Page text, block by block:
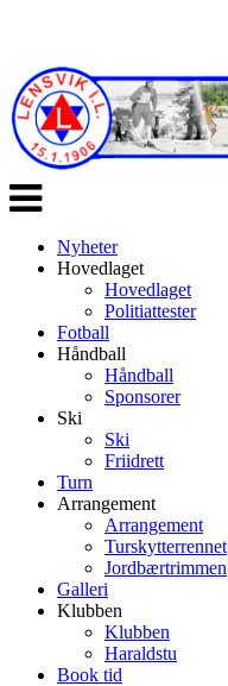
Veksle
navigasjon
Nyheter
Hovedlaget
Hovedlaget
Politiattester
Fotball
Håndball
Håndball
Sponsorer
Ski
Ski
Friidrett
Turn
Arrangement
Arrangement
Turskytterrennet
Jordbærtrimmen
Galleri
Klubben
Klubben
Haraldstu
Book tid